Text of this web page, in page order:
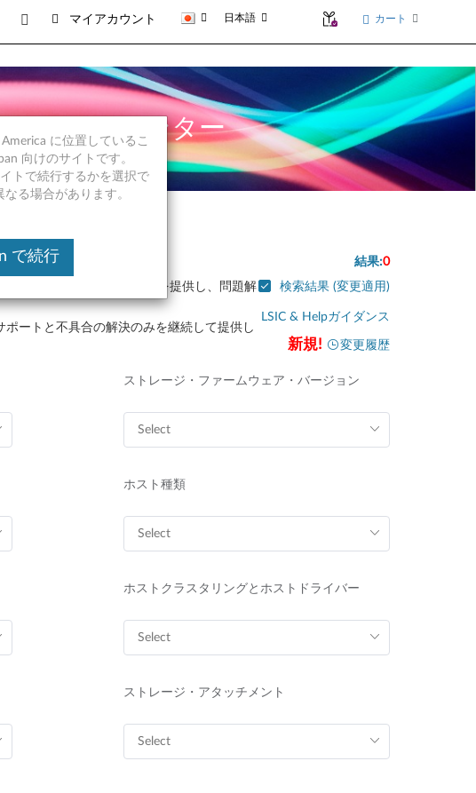
マイアカウント 日本語 カート
ション・センター
整を含む包括的なサポートを提供し、問題解
ートと不具合の解決のみを継続して提供し
結果:0
検索結果 (変更適用)
LSIC & Helpガイダンス
変更履歴
ストレージ・ファームウェア・バージョン
ホスト種類
ホストクラスタリングとホストドライバー
ストレージ・アタッチメント
に位置しているこ
向けのサイトです。
トで続行するかを選択で
る場合があります。
で続行